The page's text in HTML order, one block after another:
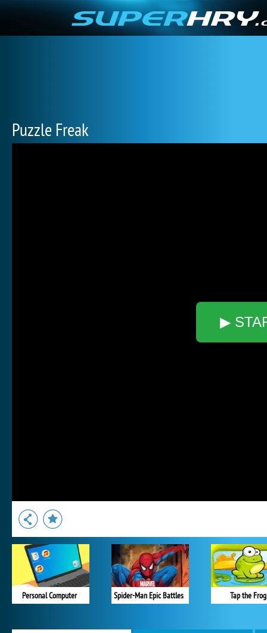
Puzzle Freak
▶
Personal Computer Spider-Man Epic Battles Tap the Frog